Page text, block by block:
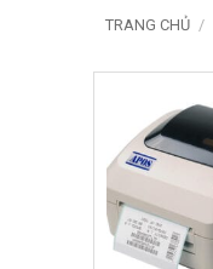
TRANG CHỦ /